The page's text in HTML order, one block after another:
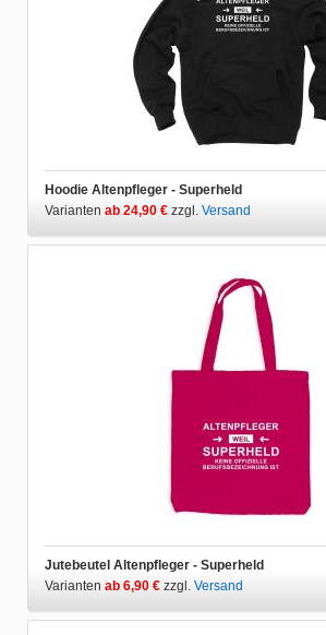
Hoodie Altenpfleger - Superheld
Varianten ab 24,90 € zzgl. Versand
Jutebeutel Altenpfleger - Superheld
Varianten ab 6,90 € zzgl. Versand